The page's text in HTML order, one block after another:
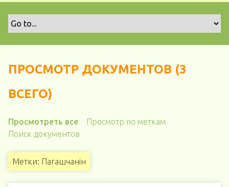
ПРОСМОТР ДОКУМЕНТОВ (3
ВСЕГО)
Просмотреть все
Просмотр по меткам
Поиск документов
Метки: Пагашчанін